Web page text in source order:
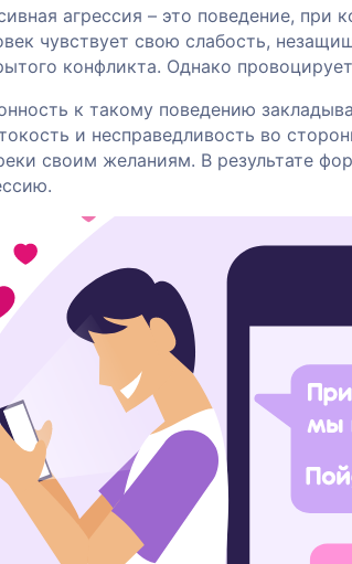
агрессия – это поведение, при
чувствует свою слабость,
конфликта. Однако
к такому поведению
и несправедливость во
своим желаниям. В результате